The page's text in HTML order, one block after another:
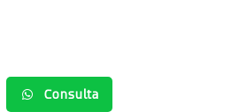
Consulta